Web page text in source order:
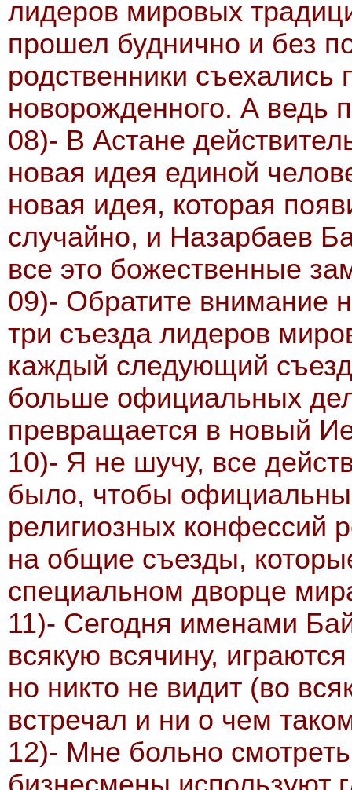
лидеров мировых
прошел буднично и без
родственники съехались
новорожденного. А ведь
08)- В Астане
новая идея единой
новая идея, которая
случайно, и Назарбаев
все это божественные
09)- Обратите внимание
три съезда лидеров
каждый следующий
больше официальных
превращается в новый
10)- Я не шучу, все
было, чтобы
религиозных конфессий
на общие съезды,
специальном дворце
11)- Сегодня именами
всякую всячину,
но никто не видит (во
встречал и ни о чем
12)- Мне больно